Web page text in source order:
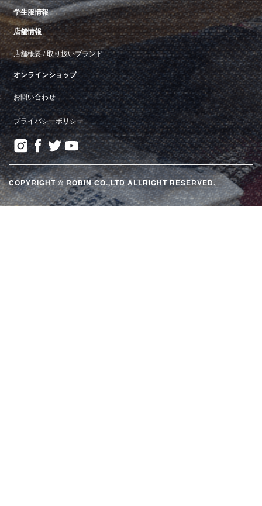
学生服情報
店舗情報
店舗概要/取り扱いブランド
オンラインショップ
お問い合わせ
プライバシーポリシー
COPYRIGHT © ROBIN CO.,LTD ALLRIGHT RESERVED.